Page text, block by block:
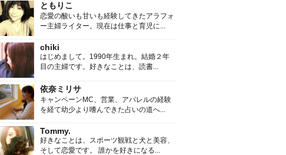
ともりこ
恋愛の酸いも甘いも経験してきたアラフォ
ー主婦ライター。現在は仕事と育児に...
chiki
はじめまして。1990年生まれ。結婚２年
目の主婦です。好きなことは、読書...
依奈ミリサ
キャンペーンMC、営業、アパレルの経験
を経て幼少より嗜んできた占いの道へ...
Tommy.
好きなことは、スポーツ観戦と犬と美容、
そして恋愛です。 誰かを好きになる...